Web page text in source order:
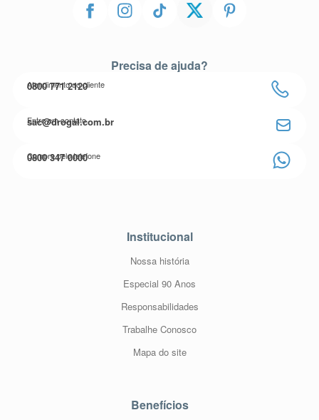
Precisa de ajuda?
Atendimento ao cliente
0800 771 2120
Entre em contato
sac@drogal.com.br
Compre pelo telefone
0800 347 0000
Institucional
Nossa história
Especial 90 Anos
Responsabilidades
Trabalhe Conosco
Mapa do site
Benefícios